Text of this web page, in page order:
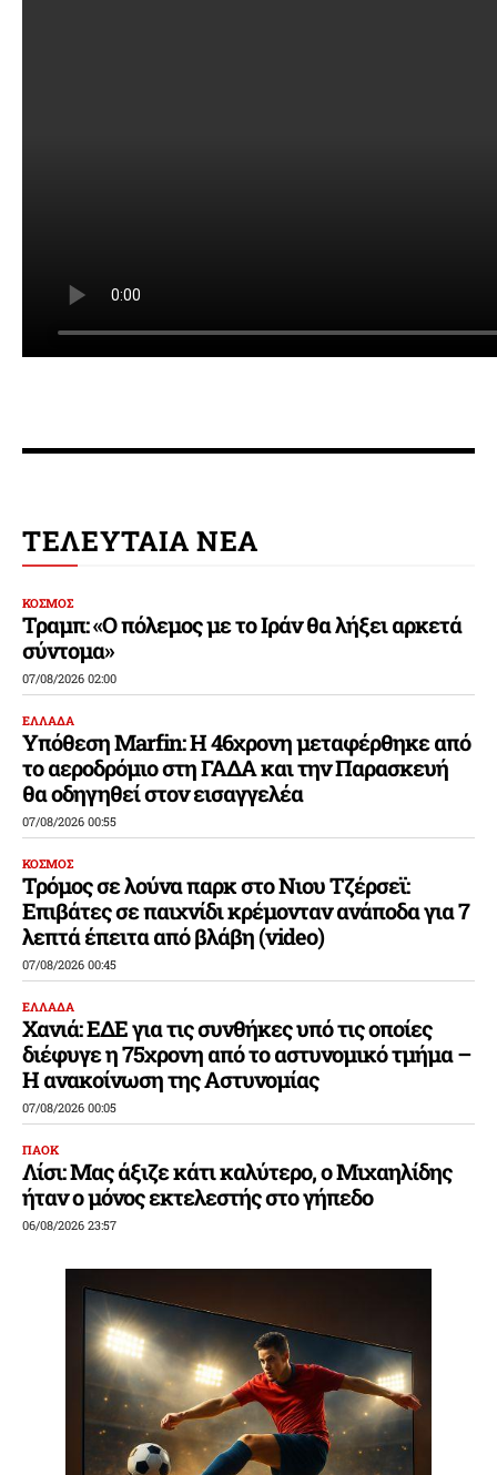
ΤΕΛΕΥΤΑΙΑ ΝΕΑ
ΚΟΣΜΟΣ
Τραμπ: «Ο πόλεμος με το Ιράν θα λήξει αρκετά
σύντομα»
07/08/2026 02:00
ΕΛΛΑΔΑ
Υπόθεση Marfin: Η 46χρονη μεταφέρθηκε από
το αεροδρόμιο στη ΓΑΔΑ και την Παρασκευή
θα οδηγηθεί στον εισαγγελέα
07/08/2026 00:55
ΚΟΣΜΟΣ
Τρόμος σε λούνα παρκ στο Νιου Τζέρσεϊ:
Επιβάτες σε παιχνίδι κρέμονταν ανάποδα για 7
λεπτά έπειτα από βλάβη (video)
07/08/2026 00:45
ΕΛΛΑΔΑ
Χανιά: ΕΔΕ για τις συνθήκες υπό τις οποίες
διέφυγε η 75χρονη από το αστυνομικό τμήμα –
Η ανακοίνωση της Αστυνομίας
07/08/2026 00:05
ΠΑΟΚ
Λίσι: Μας άξιζε κάτι καλύτερο, ο Μιχαηλίδης
ήταν ο μόνος εκτελεστής στο γήπεδο
06/08/2026 23:57